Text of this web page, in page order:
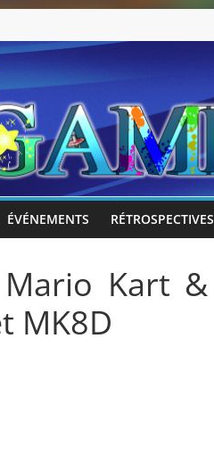
ÉVÉNEMENTS RÉTROSPECTIVES
Kart &
MK8D